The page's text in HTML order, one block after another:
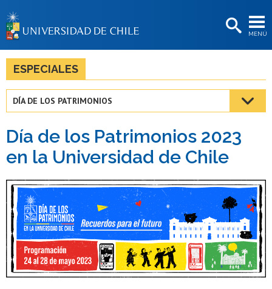
MENÚ
BIBLIOTECAS
Estudiantes
Académicas/os
Funcionarias/os
Egresadas/os
ESPECIALES
DÍA DE LOS PATRIMONIOS
Día de los Patrimonios 2023
en la Universidad de Chile